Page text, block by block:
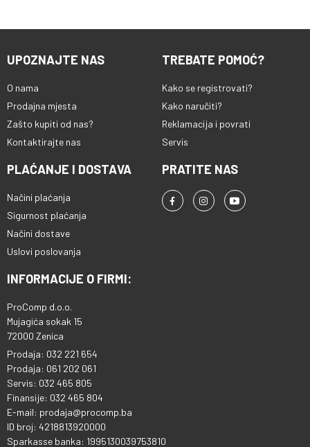
UPOZNAJTE NAS
O nama
Prodajna mjesta
Zašto kupiti od nas?
Kontaktirajte nas
TREBATE POMOĆ?
Kako se registrovati?
Kako naručiti?
Reklamacija i povrati
Servis
PLAĆANJE I DOSTAVA
Načini plaćanja
Sigurnost plaćanja
Načini dostave
Uslovi poslovanja
PRATITE NAS
INFORMACIJE O FIRMI:
ProComp d.o.o.
Mujagića sokak 15
72000 Zenica
Prodaja: 032 221 654
Prodaja: 061 202 061
Servis: 032 465 805
Finansije: 032 465 804
E-mail: prodaja@procomp.ba
ID broj: 4218813920000
Sparkasse banka: 1995130039753810